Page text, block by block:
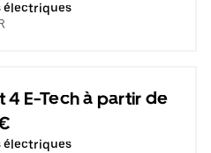
électriques
4 E-Tech à partir de
électriques